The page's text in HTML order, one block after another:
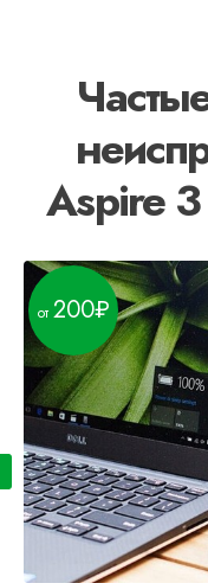
Aspire
200